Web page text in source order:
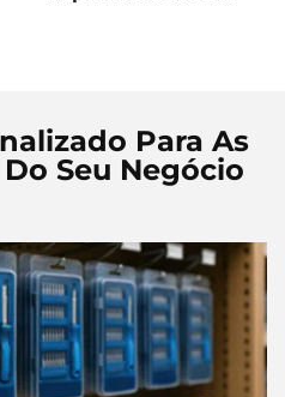
Para As
Seu Negócio